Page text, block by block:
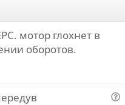
мотор глохнет в
оборотов.
В